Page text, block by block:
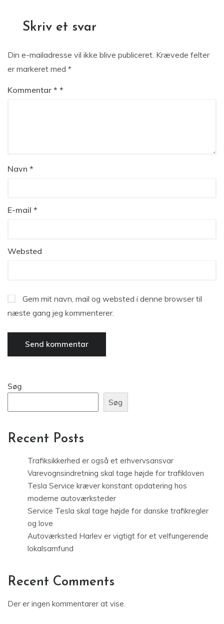
Skriv et svar
Din e-mailadresse vil ikke blive publiceret. Krævede felter
er markeret med *
Kommentar *
Navn *
E-mail *
Websted
Gem mit navn, mail og websted i denne browser til
næste gang jeg kommenterer.
Søg
Søg
Recent Posts
Trafiksikkerhed er også et erhvervsansvar
Varevognsindretning skal tage højde for trafikloven
Tesla Service kræver konstant opdatering hos
moderne autoværksteder
Service Tesla skal tage højde for danske trafikregler
og love
Autoværksted Harlev er vigtigt for et velfungerende
lokalsamfund
Recent Comments
Der er ingen kommentarer at vise.